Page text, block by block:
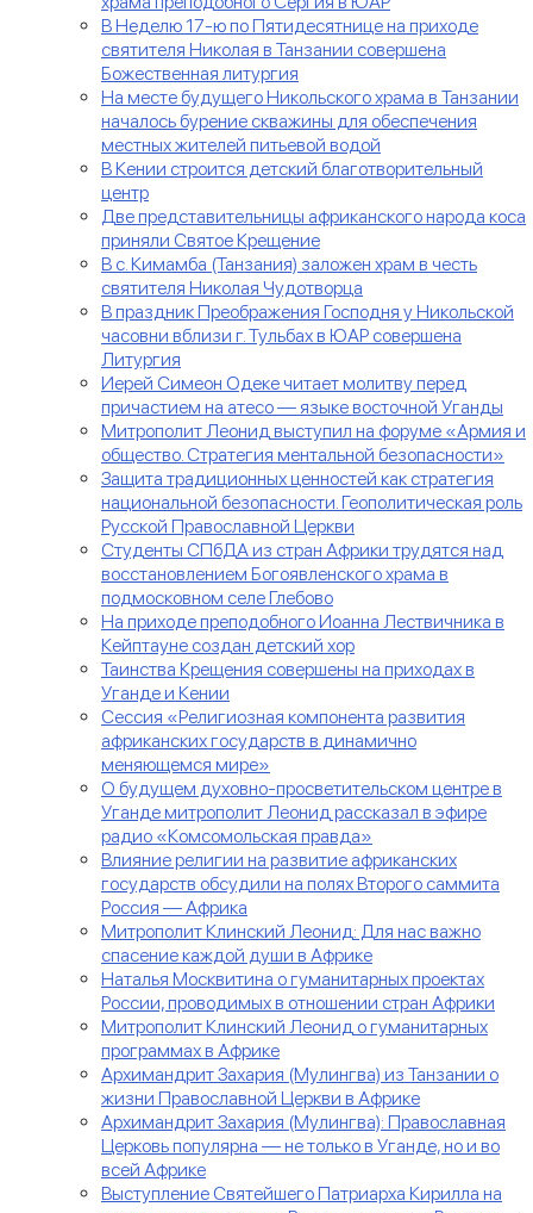
В Неделю 17-ю по Пятидесятнице на приходе
святителя Николая в Танзании совершена
Божественная литургия
На месте будущего Никольского храма в Танзании
началось бурение скважины для обеспечения
местных жителей питьевой водой
В Кении строится детский благотворительный
центр
Две представительницы африканского народа коса
приняли Святое Крещение
В с. Кимамба (Танзания) заложен храм в честь
святителя Николая Чудотворца
В праздник Преображения Господня у Никольской
часовни вблизи г. Тульбах в ЮАР совершена
Литургия
Иерей Симеон Одеке читает молитву перед
причастием на атесо — языке восточной Уганды
Митрополит Леонид выступил на форуме «Армия и
общество. Стратегия ментальной безопасности»
Защита традиционных ценностей как стратегия
национальной безопасности. Геополитическая роль
Русской Православной Церкви
Студенты СПбДА из стран Африки трудятся над
восстановлением Богоявленского храма в
подмосковном селе Глебово
На приходе преподобного Иоанна Лествичника в
Кейптауне создан детский хор
Таинства Крещения совершены на приходах в
Уганде и Кении
Сессия «Религиозная компонента развития
африканских государств в динамично
меняющемся мире»
О будущем духовно-просветительском центре в
Уганде митрополит Леонид рассказал в эфире
радио «Комсомольская правда»
Влияние религии на развитие африканских
государств обсудили на полях Второго саммита
Россия — Африка
Митрополит Клинский Леонид: Для нас важно
спасение каждой души в Африке
Наталья Москвитина о гуманитарных проектах
России, проводимых в отношении стран Африки
Митрополит Клинский Леонид о гуманитарных
программах в Африке
Архимандрит Захария (Мулингва) из Танзании о
жизни Православной Церкви в Африке
Архимандрит Захария (Мулингва): Православная
Церковь популярна — не только в Уганде, но и во
всей Африке
Выступление Святейшего Патриарха Кирилла на